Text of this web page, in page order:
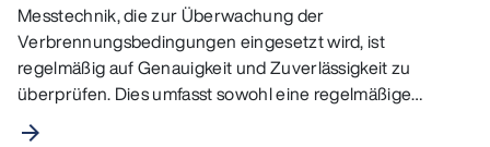
Messtechnik, die zur Überwachung der
Verbrennungsbedingungen eingesetzt wird, ist
regelmäßig auf Genauigkeit und Zuverlässigkeit zu
überprüfen. Dies umfasst sowohl eine regelmäßige
Funktionskontrolle (jährlich) als…
arrow_forward